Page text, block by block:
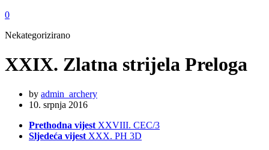
0
Nekategorizirano
XXIX. Zlatna strijela Preloga
by admin_archery
10. srpnja 2016
Prethodna vijest XXVIII. CEC/3
Sljedeća vijest XXX. PH 3D